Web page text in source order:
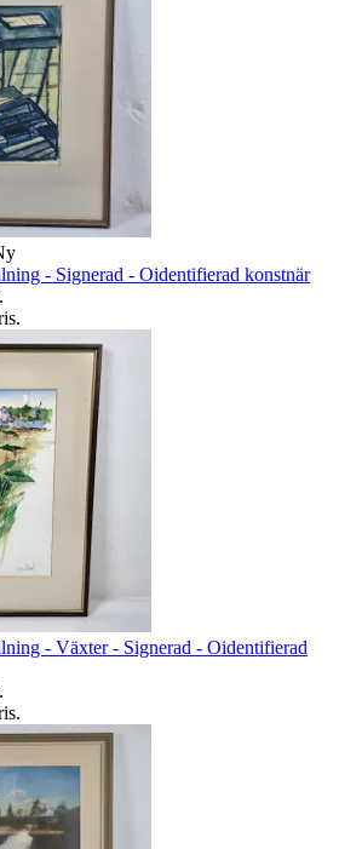
- Signerad - Oidentifierad konstnär
.
.
- Växter - Signerad - Oidentifierad
.
.